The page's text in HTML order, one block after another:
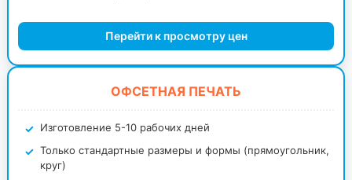
Перейти к просмотру цен
ОФСЕТНАЯ ПЕЧАТЬ
Изготовление 5-10 рабочих дней
Только стандартные размеры и формы (прямоугольник,
круг)